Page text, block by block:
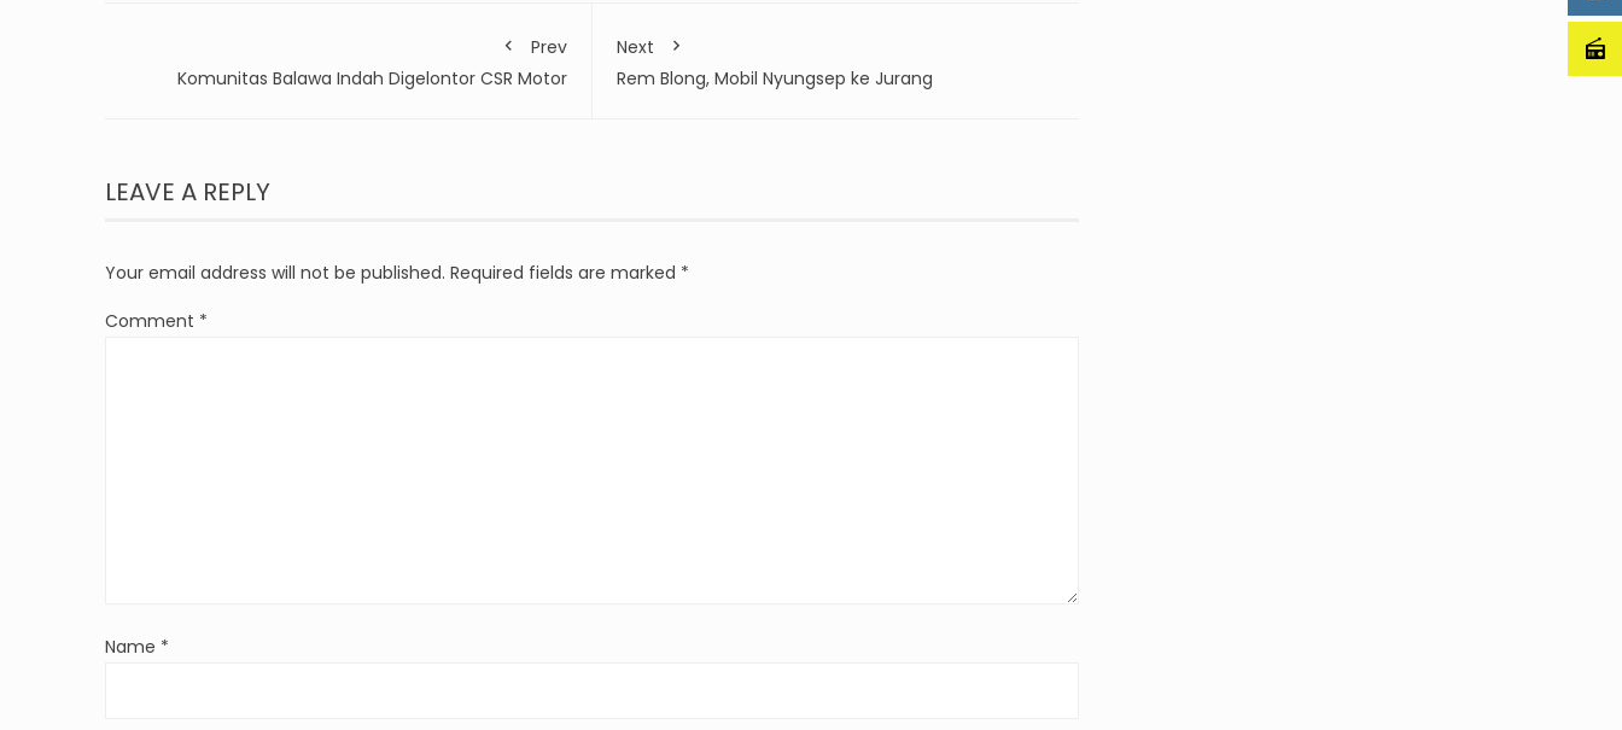
Prev
Komunitas Balawa Indah Digelontor CSR Motor
Next
Rem Blong, Mobil Nyungsep ke Jurang
LEAVE A REPLY
Your email address will not be published. Required fields are marked *
Comment *
Name *